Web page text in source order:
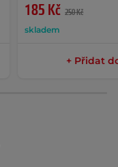
185 Kč 250 Kč
skladem
+ Přidat